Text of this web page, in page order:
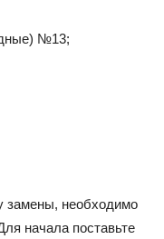
№13;
замены, необходимо
начала поставьте